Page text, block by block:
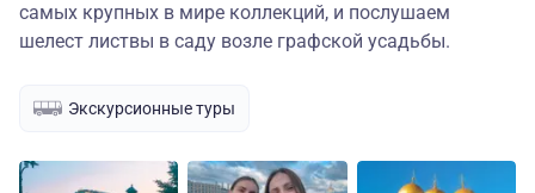
самых крупных в мире коллекций, и послушаем
шелест листвы в саду возле графской усадьбы.
Экскурсионные туры